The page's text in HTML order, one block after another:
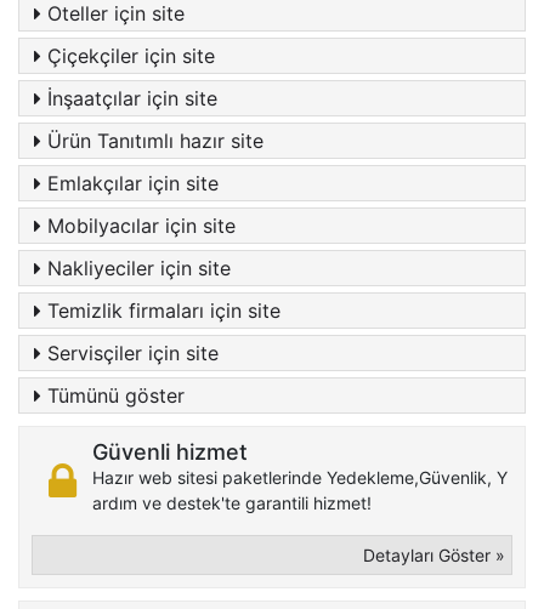
Oteller için site
Çiçekçiler için site
İnşaatçılar için site
Ürün Tanıtımlı hazır site
Emlakçılar için site
Mobilyacılar için site
Nakliyeciler için site
Temizlik firmaları için site
Servisçiler için site
Tümünü göster
Güvenli hizmet
Hazır web sitesi paketlerinde Yedekleme,Güvenlik, Y
ardım ve destek'te garantili hizmet!
Detayları Göster »